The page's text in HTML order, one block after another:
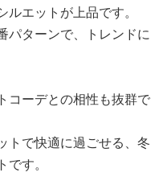
エットが上品です。
パターンで、トレンドに
コーデとの相性も抜群で
トで快適に過ごせる、冬
す。